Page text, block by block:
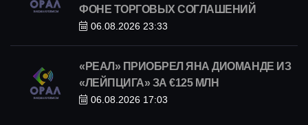
ФОНЕ ТОРГОВЫХ СОГЛАШЕНИЙ
06.08.2026 23:33
«РЕАЛ» ПРИОБРЕЛ ЯНА ДИОМАНДЕ ИЗ
«ЛЕЙПЦИГА» ЗА €125 МЛН
06.08.2026 17:03